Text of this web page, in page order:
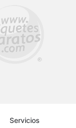
Servicios